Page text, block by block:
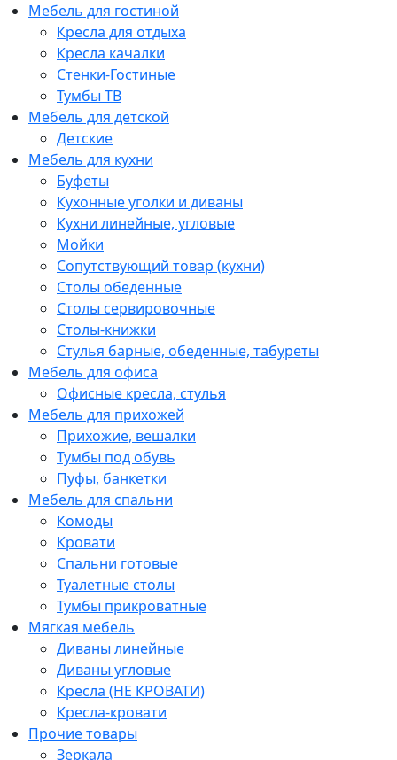
Мебель для гостиной
Кресла для отдыха
Кресла качалки
Стенки-Гостиные
Тумбы ТВ
Мебель для детской
Детские
Мебель для кухни
Буфеты
Кухонные уголки и диваны
Кухни линейные, угловые
Мойки
Сопутствующий товар (кухни)
Столы обеденные
Столы сервировочные
Столы-книжки
Стулья барные, обеденные, табуреты
Мебель для офиса
Офисные кресла, стулья
Мебель для прихожей
Прихожие, вешалки
Тумбы под обувь
Пуфы, банкетки
Мебель для спальни
Комоды
Кровати
Спальни готовые
Туалетные столы
Тумбы прикроватные
Мягкая мебель
Диваны линейные
Диваны угловые
Кресла (НЕ КРОВАТИ)
Кресла-кровати
Прочие товары
Зеркала